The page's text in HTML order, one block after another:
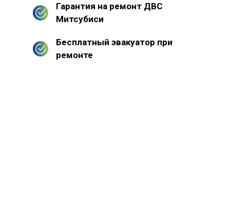
Гарантия на ремонт ДВС
Митсубиси
Бесплатный эвакуатор при
ремонте